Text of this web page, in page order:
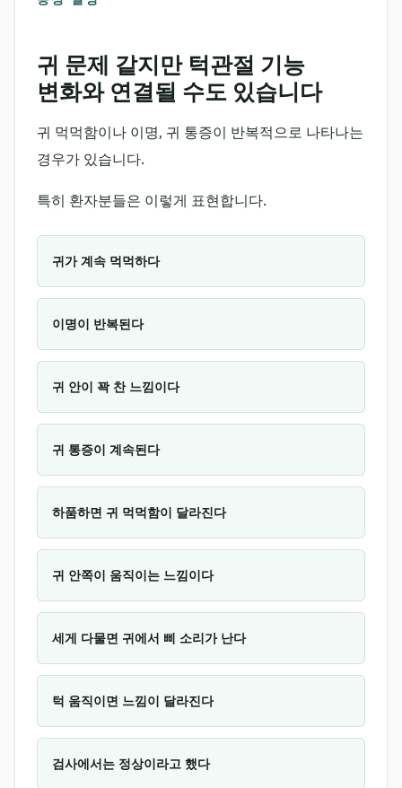
귀 문제 같지만 턱관절 기능
변화와 연결될 수도 있습니다
귀 먹먹함이나 이명, 귀 통증이 반복적으로 나타나는
경우가 있습니다.
특히 환자분들은 이렇게 표현합니다.
귀가 계속 먹먹하다
이명이 반복된다
귀 안이 꽉 찬 느낌이다
귀 통증이 계속된다
하품하면 귀 먹먹함이 달라진다
귀 안쪽이 움직이는 느낌이다
세게 다물면 귀에서 삐 소리가 난다
턱 움직이면 느낌이 달라진다
검사에서는 정상이라고 했다